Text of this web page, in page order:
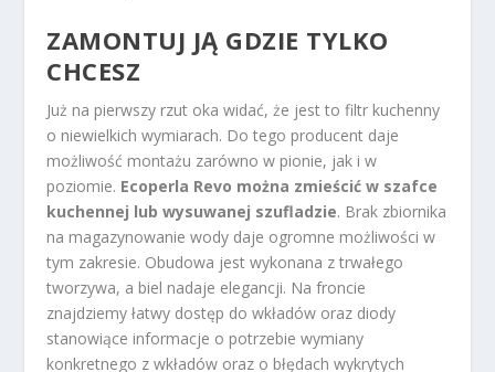
ZAMONTUJ JĄ GDZIE TYLKO
CHCESZ
Już na pierwszy rzut oka widać, że jest to filtr kuchenny
o niewielkich wymiarach. Do tego producent daje
możliwość montażu zarówno w pionie, jak i w
poziomie. Ecoperla Revo można zmieścić w szafce
kuchennej lub wysuwanej szufladzie. Brak zbiornika
na magazynowanie wody daje ogromne możliwości w
tym zakresie. Obudowa jest wykonana z trwałego
tworzywa, a biel nadaje elegancji. Na froncie
znajdziemy łatwy dostęp do wkładów oraz diody
stanowiące informacje o potrzebie wymiany
konkretnego z wkładów oraz o błędach wykrytych